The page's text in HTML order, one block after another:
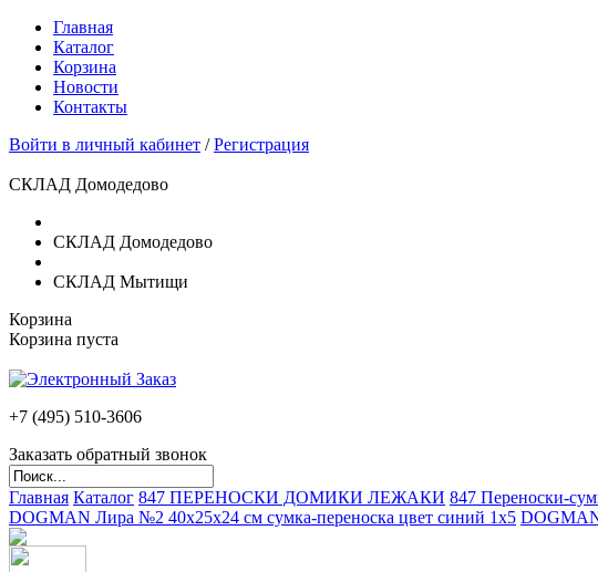
Главная
Каталог
Корзина
Новости
Контакты
Войти в личный кабинет /Регистрация
СКЛАД Домодедово
СКЛАД Домодедово
СКЛАД Мытищи
Корзина
Корзина пуста
+7 (495) 510-3606
Заказать обратный звонок
Главная Каталог 847 ПЕРЕНОСКИ ДОМИКИ ЛЕЖАКИ 847 Переноски-
DOGMAN Лира №2 40х25х24 см сумка-переноска цвет синий 1х5